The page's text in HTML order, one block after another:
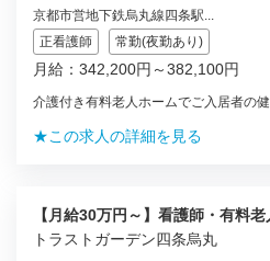
京都市営地下鉄烏丸線四条駅...
正看護師
常勤(夜勤あり)
月給：342,200円～382,100円
介護付き有料老人ホームでご入居者の健
★この求人の詳細を見る
【月給30万円～】看護師・有料
トラストガーデン四条烏丸